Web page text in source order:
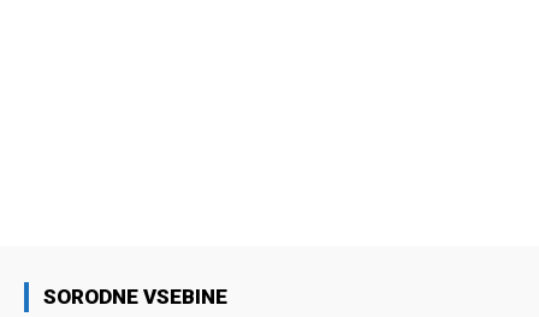
SORODNE VSEBINE